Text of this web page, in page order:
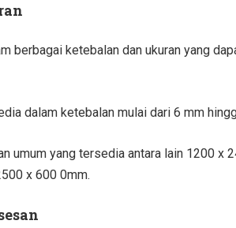
berbagai ketebalan dan ukuran yang
dalam ketebalan mulai dari 6 mm
umum yang tersedia antara lain 1200 x
x 600 0mm.